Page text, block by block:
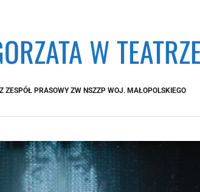
W
ZESPÓŁ PRASOWY ZW NSZZP WOJ. MAŁOPOLSKIEGO